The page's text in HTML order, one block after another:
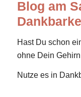
Blog am
Hast Du schon
ohne Dein
Nutze es in